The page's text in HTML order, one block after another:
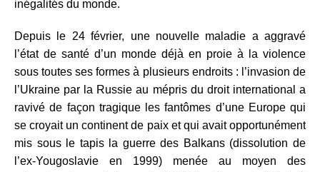
inégalités du monde.
Depuis le 24 février, une nouvelle maladie a aggravé
l’état de santé d’un monde déjà en proie à la violence
sous toutes ses formes à plusieurs endroits : l’invasion de
l’Ukraine par la Russie au mépris du droit international a
ravivé de façon tragique les fantômes d’une Europe qui
se croyait un continent de paix et qui avait opportunément
mis sous le tapis la guerre des Balkans (dissolution de
l’ex-Yougoslavie en 1999) menée au moyen des